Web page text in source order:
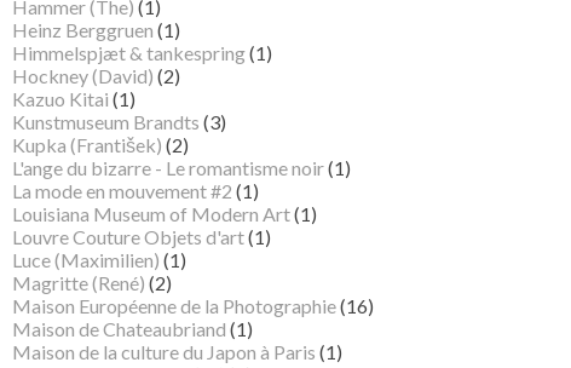
Hammer (The) (1)
Heinz Berggruen (1)
Himmelspjæt & tankespring(1)
Hockney (David) (2)
Kazuo Kitai (1)
Kunstmuseum Brandts (3)
Kupka (František) (2)
L'ange du bizarre - Le romantisme noir(1)
La mode en mouvement #2 (1)
Louisiana Museum of Modern Art(1)
Louvre Couture Objets d'art(1)
Luce (Maximilien) (1)
Magritte (René) (2)
Maison Européenne de la Photographie(16)
Maison de Chateaubriand (1)
Maison de la culture du Japon à Paris (1)